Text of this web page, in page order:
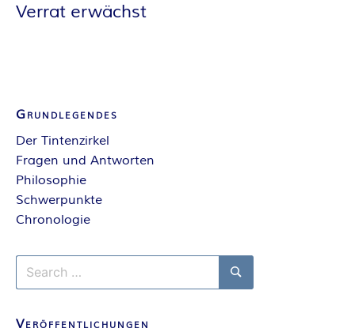
S
Verrat erwächst
Grundlegendes
Der Tintenzirkel
Fragen und Antworten
Philosophie
Schwerpunkte
Chronologie
Search
for:
Search
Veröffentlichungen